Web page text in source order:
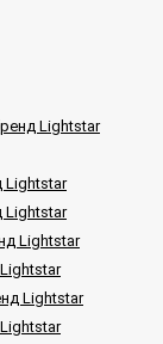
Lightstar
Lightstar
Lightstar
Lightstar
Lightstar